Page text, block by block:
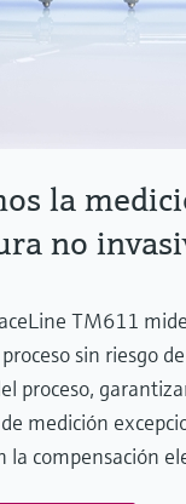
la
no
TM611
sin riesgo
proceso,
medición
la compensación